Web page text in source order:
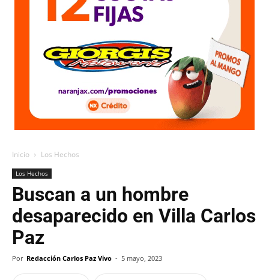
Inicio Los Hechos
Los Hechos
Buscan a un hombre
desaparecido en Villa Carlos
Paz
Por Redacción Carlos Paz Vivo - 5 mayo, 2023